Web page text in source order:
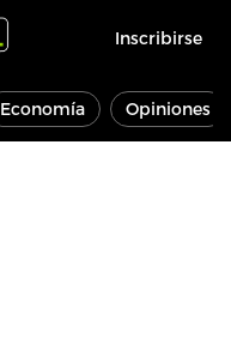
Inscribirse
Economía Opiniones